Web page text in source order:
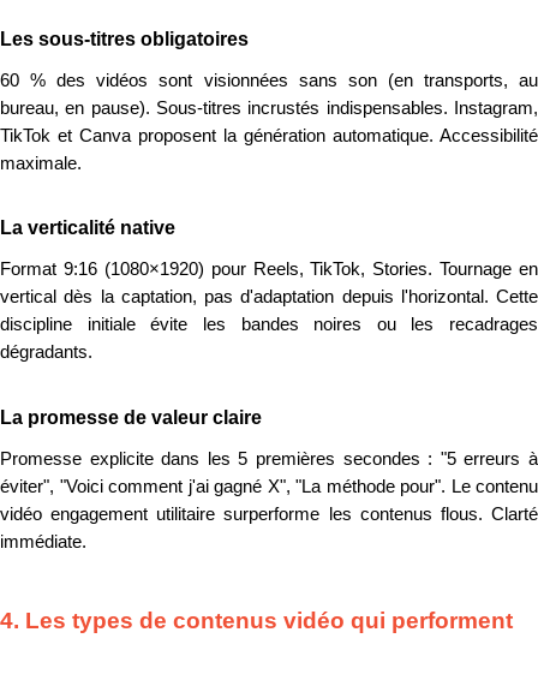
Les sous-titres obligatoires
60 % des vidéos sont visionnées sans son (en transports, au
bureau, en pause). Sous-titres incrustés indispensables. Instagram,
TikTok et Canva proposent la génération automatique. Accessibilité
maximale.
La verticalité native
Format 9:16 (1080×1920) pour Reels, TikTok, Stories. Tournage en
vertical dès la captation, pas d'adaptation depuis l'horizontal. Cette
discipline initiale évite les bandes noires ou les recadrages
dégradants.
La promesse de valeur claire
Promesse explicite dans les 5 premières secondes : "5 erreurs à
éviter", "Voici comment j'ai gagné X", "La méthode pour". Le contenu
vidéo engagement utilitaire surperforme les contenus flous. Clarté
immédiate.
4. Les types de contenus vidéo qui performent